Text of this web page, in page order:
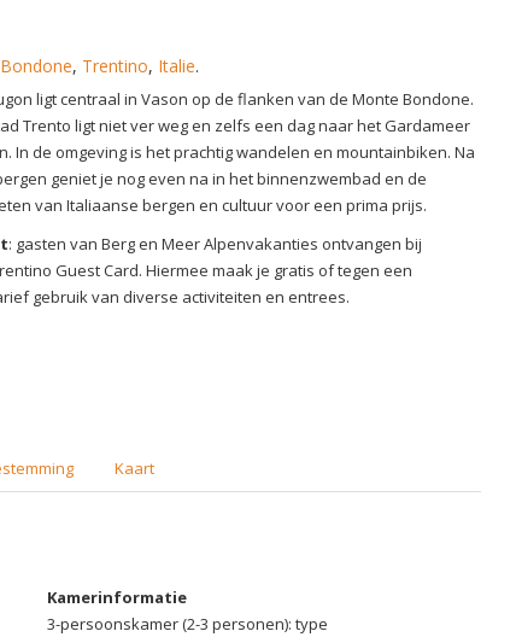
, Trentino, Italie.
ligt centraal in Vason op de flanken van de Monte Bondone.
Trento ligt niet ver weg en zelfs een dag naar het Gardameer
In de omgeving is het prachtig wandelen en mountainbiken. Na
geniet je nog even na in het binnenzwembad en de
van Italiaanse bergen en cultuur voor een prima prijs.
: gasten van Berg en Meer Alpenvakanties ontvangen bij
Guest Card. Hiermee maak je gratis of tegen een
gebruik van diverse activiteiten en entrees.
Kaart
Kamerinformatie
3-persoonskamer (2-3 personen): type